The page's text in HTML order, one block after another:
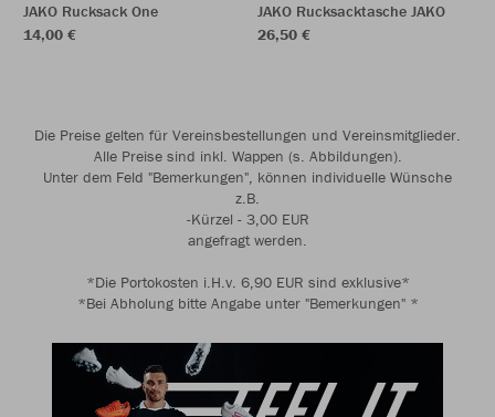
JAKO Rucksack One
14,00 €
JAKO Rucksacktasche JAKO
26,50 €
Die Preise gelten für Vereinsbestellungen und Vereinsmitglieder.
Alle Preise sind inkl. Wappen (s. Abbildungen).
Unter dem Feld "Bemerkungen", können individuelle Wünsche
z.B.
-Kürzel - 3,00 EUR
angefragt werden.
*Die Portokosten i.H.v. 6,90 EUR sind exklusive*
*Bei Abholung bitte Angabe unter "Bemerkungen" *